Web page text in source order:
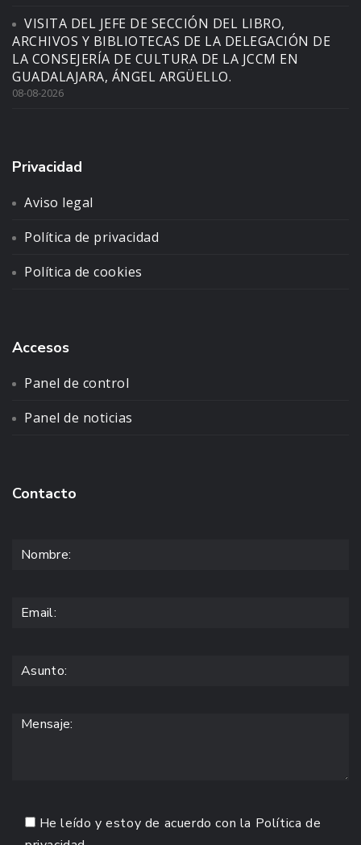
VISITA DEL JEFE DE SECCIÓN DEL LIBRO,
ARCHIVOS Y BIBLIOTECAS DE LA DELEGACIÓN DE
LA CONSEJERÍA DE CULTURA DE LA JCCM EN
GUADALAJARA, ÁNGEL ARGÜELLO.
08-08-2026
Privacidad
Aviso legal
Política de privacidad
Política de cookies
Accesos
Panel de control
Panel de noticias
Contacto
He leído y estoy de acuerdo con la Política de